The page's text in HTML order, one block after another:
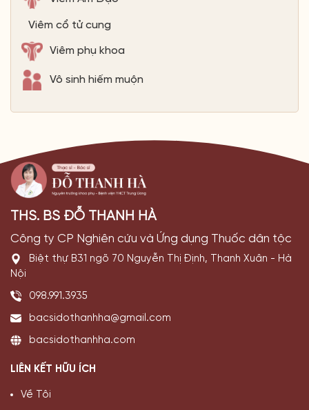
Viêm cổ tử cung
Viêm phụ khoa
Vô sinh hiếm muộn
THS. BS ĐỖ THANH HÀ
Công ty CP Nghiên cứu và Ứng dụng Thuốc dân tộc
Biệt thự B31 ngõ 70 Nguyễn Thị Định, Thanh Xuân - Hà
Nội
098.991.3935
bacsidothanhha@gmail.com
bacsidothanhha.com
LIÊN KẾT HỮU ÍCH
Về Tôi